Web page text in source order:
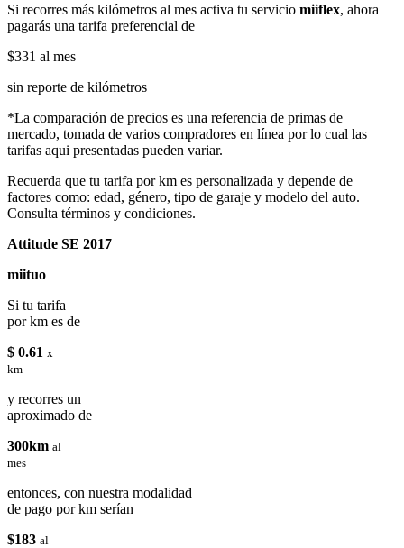
Si recorres más kilómetros al mes activa tu servicio miiflex, ahora
pagarás una tarifa preferencial de
$331 al mes
sin reporte de kilómetros
*La comparación de precios es una referencia de primas de
mercado, tomada de varios compradores en línea por lo cual las
tarifas aqui presentadas pueden variar.
Recuerda que tu tarifa por km es personalizada y depende de
factores como: edad, género, tipo de garaje y modelo del auto.
Consulta términos y condiciones.
Attitude SE 2017
miituo
Si tu tarifa
por km es de
$ 0.61 x
km
y recorres un
aproximado de
300km al
mes
entonces, con nuestra modalidad
de pago por km serían
$183 al